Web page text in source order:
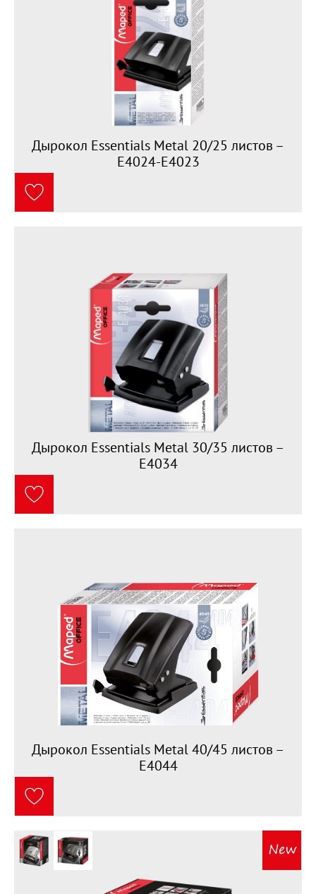
Дырокол Essentials Metal 20/25 листов –
E4024-E4023
Дырокол Essentials Metal 30/35 листов –
E4034
Дырокол Essentials Metal 40/45 листов –
E4044